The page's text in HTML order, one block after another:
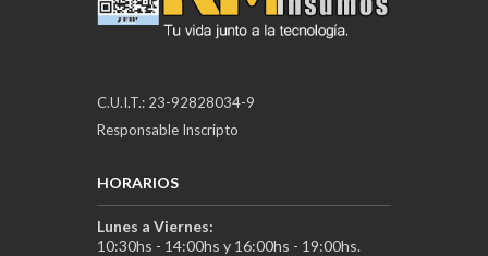
C.U.I.T.: 23-92828034-9
Responsable Inscripto
HORARIOS
Lunes a Viernes:
10:30hs - 14:00hs y 16:00hs - 19:00hs.